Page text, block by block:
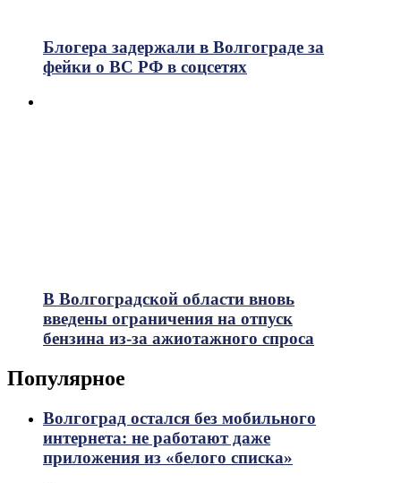
Блогера задержали в Волгограде за
фейки о ВС РФ в соцсетях
В Волгоградской области вновь
введены ограничения на отпуск
бензина из-за ажиотажного спроса
Популярное
Волгоград остался без мобильного
интернета: не работают даже
приложения из «белого списка»